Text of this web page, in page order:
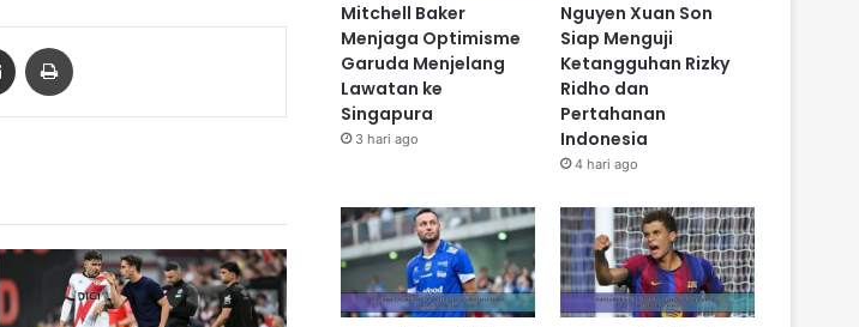
Mitchell Baker
Menjaga Optimisme
Garuda Menjelang
Lawatan ke
Singapura
3 hari ago
Nguyen Xuan Son
Siap Menguji
Ketangguhan Rizky
Ridho dan
Pertahanan
Indonesia
4 hari ago